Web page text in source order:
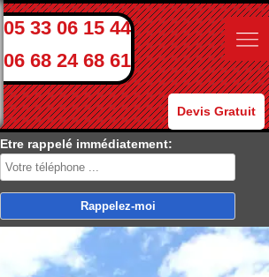
05 33 06 15 44
06 68 24 68 61
Devis Gratuit
Etre rappelé immédiatement: